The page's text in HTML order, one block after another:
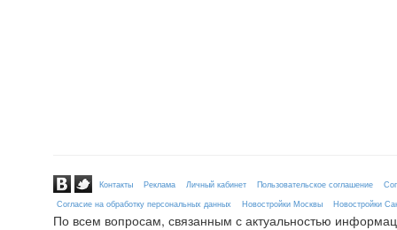
Контакты Реклама Личный кабинет Пользовательское соглашение
Согласие на обработку персональных данных
Новостройки Москвы Новостройки
По всем вопросам, связанным с актуальностью